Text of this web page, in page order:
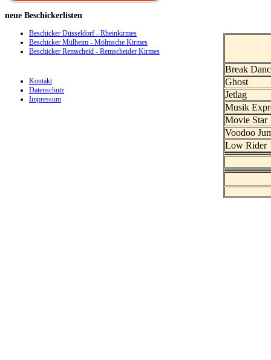
Break
Ghost
Jetlag
Musik
Movie Star
Voodoo
Low Rider
neue Beschickerlisten
Beschicker Düsseldorf - Rheinkirmes
Beschicker Mülheim - Mölmsche Kirmes
Beschicker Remscheid - Remscheider Kirmes
Kontakt
Datenschutz
Impressum